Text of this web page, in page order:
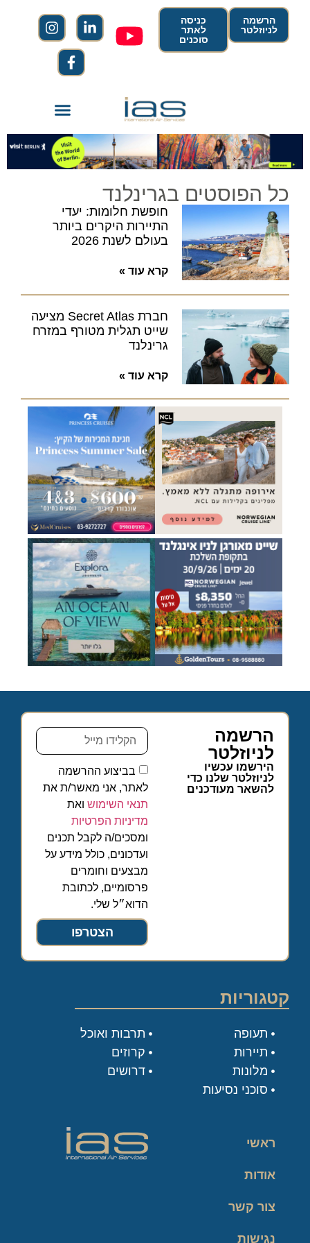
הרשמה
לניוזלטר
כניסה
לאתר
סוכנים
כל הפוסטים בגרינלנד
חופשת חלומות: יעדי
התיירות היקרים ביותר
בעולם לשנת 2026
קרא עוד »
חברת Secret Atlas מציעה
שייט תגלית מטורף במזרח
גרינלנד
קרא עוד »
הרשמה
לניוזלטר
הירשמו עכשיו
לניוזלטר שלנו כדי
להשאר מעודכנים
בביצוע ההרשמה
לאתר, אני מאשר/ת את
תנאי השימוש ואת
מדיניות הפרטיות
ומסכים/ה לקבל תכנים
ועדכונים, כולל מידע על
מבצעים וחומרים
פרסומיים, לכתובת
הדוא״ל שלי.
הצטרפו
קטגוריות
תעופה
תיירות
מלונות
סוכני נסיעות
תרבות ואוכל
קרוזים
דרושים
ראשי
אודות
צור קשר
נגישות